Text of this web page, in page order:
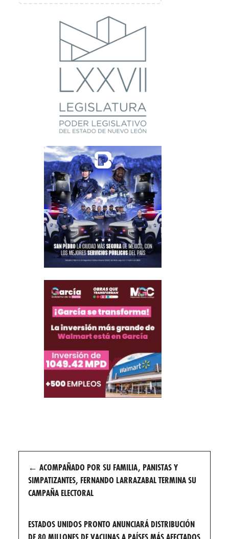
Post
navigation
← ACOMPAÑADO POR SU FAMILIA, PANISTAS Y
SIMPATIZANTES, FERNANDO LARRAZABAL TERMINA SU
CAMPAÑA ELECTORAL
ESTADOS UNIDOS PRONTO ANUNCIARÁ DISTRIBUCIÓN